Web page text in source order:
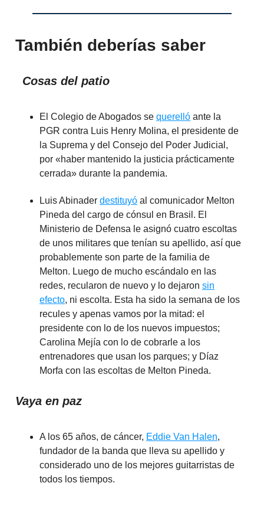
También deberías saber
Cosas del patio
El Colegio de Abogados se querelló ante la
PGR contra Luis Henry Molina, el presidente de
la Suprema y del Consejo del Poder Judicial,
por «haber mantenido la justicia prácticamente
cerrada» durante la pandemia.
Luis Abinader destituyó al comunicador Melton
Pineda del cargo de cónsul en Brasil. El
Ministerio de Defensa le asignó cuatro escoltas
de unos militares que tenían su apellido, así que
probablemente son parte de la familia de
Melton. Luego de mucho escándalo en las
redes, recularon de nuevo y lo dejaron sin
efecto, ni escolta. Esta ha sido la semana de los
recules y apenas vamos por la mitad: el
presidente con lo de los nuevos impuestos;
Carolina Mejía con lo de cobrarle a los
entrenadores que usan los parques; y Díaz
Morfa con las escoltas de Melton Pineda.
Vaya en paz
A los 65 años, de cáncer, Eddie Van Halen,
fundador de la banda que lleva su apellido y
considerado uno de los mejores guitarristas de
todos los tiempos.